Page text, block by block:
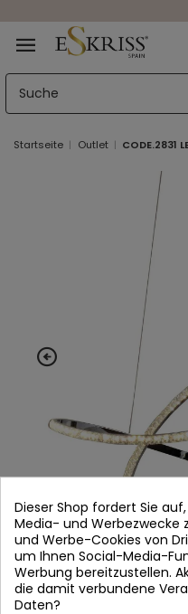
Startseite Outlet CODE.2831
CODE.2831 LED-
Dieser Shop fordert Sie
Media- und Werbezwecke
und Werbe-Cookies von
um Ihnen Social-Media-
Werbung bereitzustellen.
die damit verbundene
Daten?